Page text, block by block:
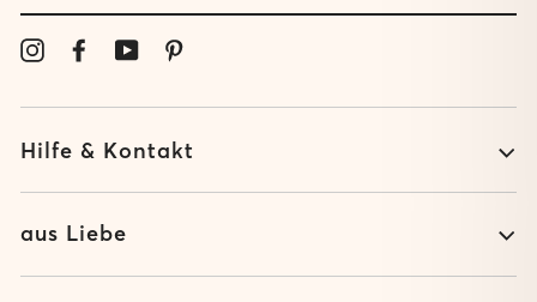
Hilfe & Kontakt
aus Liebe
E-
MAIL
EIN InstagramFacebook
YouTube